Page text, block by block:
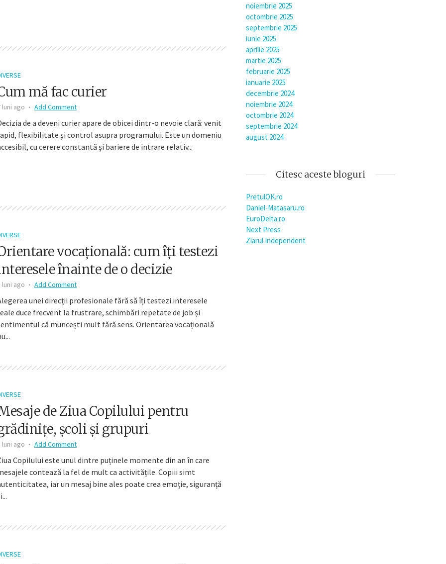
mă fac curier
luni ago Add Comment
de a deveni curier apare de obicei dintr-o nevoie clară: venit
flexibilitate și control asupra programului. Este un domeniu
cu cerere constantă și bariere de intrare relativ...
vocațională: cum îți testezi
înainte de o decizie
luni ago Add Comment
unei direcții profesionale fără să îți testezi interesele
duce frecvent la frustrare, schimbări repetate de job și
că muncești mult fără sens. Orientarea vocațională
de Ziua Copilului pentru
școli și grupuri
luni ago Add Comment
Copilului este unul dintre puținele momente din an în care
contează la fel de mult ca activitățile. Copiii simt
iar un mesaj bine ales poate crea emoție, siguranță
noiembrie 2025
octombrie 2025
septembrie 2025
iunie 2025
aprilie 2025
martie 2025
februarie 2025
ianuarie 2025
decembrie 2024
noiembrie 2024
octombrie 2024
septembrie 2024
august 2024
Citesc aceste bloguri
PretulOK.ro
Daniel-Matasaru.ro
EuroDelta.ro
Next Press
Ziarul Independent